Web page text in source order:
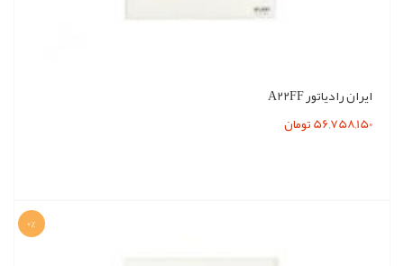
ایران رادیاتور A22FF
56,758,150 تومان
0%